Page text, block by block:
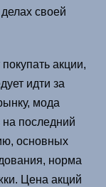
своей
акции,
идти за
мода
последний
основных
норма
Цена акций